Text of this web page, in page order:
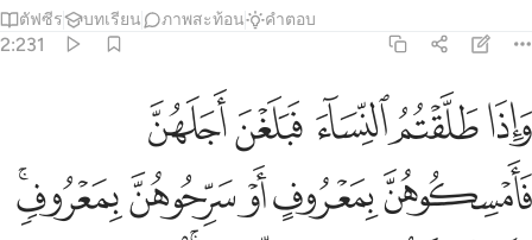
ตัฟซีร บทเรียน ภาพสะท้อน คำตอบ
2:231
واذا طلقتم النساء فبلغن اجلهن فامسكوهن بمعروف او سرحوهن
وَإِذَا طَلَّقْتُمُ ٱلنِّسَآءَ فَبَلَغْنَ أَجَلَهُنَّ فَأَمْسِكُوهُنَّ بِمَعْرُوفٍ أَوْ
ﱁﱂﱃﱄﱅ
ﱆﱇﱈﱉﱊﱋ